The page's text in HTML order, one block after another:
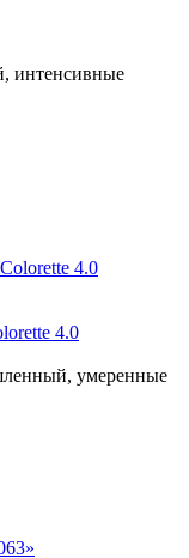
интенсивные
4.0
умеренные